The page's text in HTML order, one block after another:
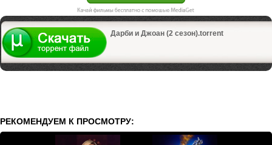
Дарби и Джоан (2 сезон).torrent
РЕКОМЕНДУЕМ К ПРОСМОТРУ: